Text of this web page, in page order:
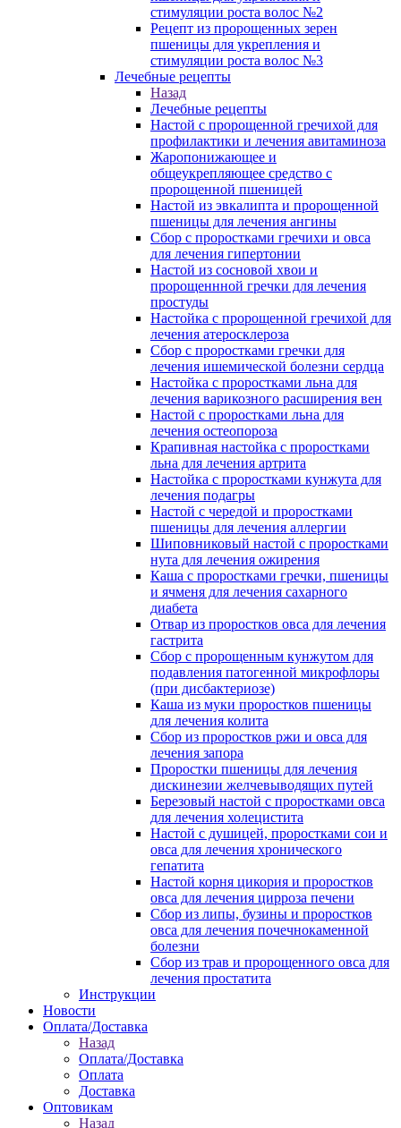
стимуляции роста волос №2
Рецепт из пророщенных зерен
пшеницы для укрепления и
стимуляции роста волос №3
Лечебные рецепты
Назад
Лечебные рецепты
Настой с пророщенной гречихой для
профилактики и лечения авитаминоза
Жаропонижающее и
общеукрепляющее средство с
пророщенной пшеницей
Настой из эвкалипта и пророщенной
пшеницы для лечения ангины
Сбор с проростками гречихи и овса
для лечения гипертонии
Настой из сосновой хвои и
пророщеннной гречки для лечения
простуды
Настойка с пророщенной гречихой для
лечения атеросклероза
Сбор с проростками гречки для
лечения ишемической болезни сердца
Настойка с проростками льна для
лечения варикозного расширения вен
Настой с проростками льна для
лечения остеопороза
Крапивная настойка с проростками
льна для лечения артрита
Настойка с проростками кунжута для
лечения подагры
Настой с чередой и проростками
пшеницы для лечения аллергии
Шиповниковый настой с проростками
нута для лечения ожирения
Каша с проростками гречки, пшеницы
и ячменя для лечения сахарного
диабета
Отвар из проростков овса для лечения
гастрита
Сбор с пророщенным кунжутом для
подавления патогенной микрофлоры
(при дисбактериозе)
Каша из муки проростков пшеницы
для лечения колита
Сбор из проростков ржи и овса для
лечения запора
Проростки пшеницы для лечения
дискинезии желчевыводящих путей
Березовый настой с проростками овса
для лечения холецистита
Настой с душицей, проростками сои и
овса для лечения хронического
гепатита
Настой корня цикория и проростков
овса для лечения цирроза печени
Сбор из липы, бузины и проростков
овса для лечения почечнокаменной
болезни
Сбор из трав и пророщенного овса для
лечения простатита
Инструкции
Новости
Оплата/Доставка
Назад
Оплата/Доставка
Оплата
Доставка
Оптовикам
Назад